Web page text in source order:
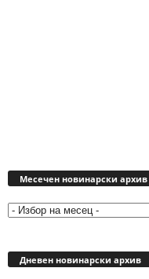
Месечен новинарски архив
Дневен новинарски архив